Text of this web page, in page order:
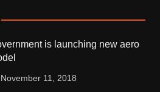
is launching new aero
November 11, 2018